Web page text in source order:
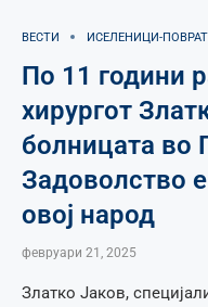
ВЕСТИ ИСЕЛЕНИЦИ-
По 11 години
хирургот
болницата во
Задоволство
овој народ
февруари 21, 2025
Златко Јаков,